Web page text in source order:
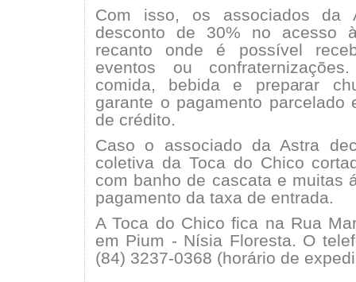
Com isso, os associados da
desconto de 30% no acesso
recanto onde é possível
eventos ou
comida, bebida e preparar
garante o pagamento
de crédito.
Caso o associado da Astra
coletiva da Toca do Chico
com banho de cascata e muitas
pagamento da taxa de entrada.
A Toca do Chico fica na Rua
em Pium - Nísia Floresta. O
(84) 3237-0368 (horário de